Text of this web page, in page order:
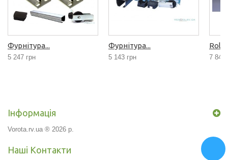
Фурнітура...
5 247 грн
Фурнітура...
5 143 грн 7 844
Інформація
Vorota.rv.ua ® 2026 р.
Наші Контакти